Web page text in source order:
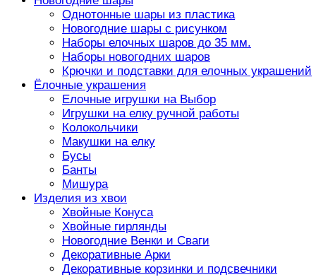
Однотонные шары из пластика
Новогодние шары с рисунком
Наборы елочных шаров до 35 мм.
Наборы новогодних шаров
Крючки и подставки для елочных украшений
Ёлочные украшения
Елочные игрушки на Выбор
Игрушки на елку ручной работы
Колокольчики
Макушки на елку
Бусы
Банты
Мишура
Изделия из хвои
Хвойные Конуса
Хвойные гирлянды
Новогодние Венки и Сваги
Декоративные Арки
Декоративные корзинки и подсвечники